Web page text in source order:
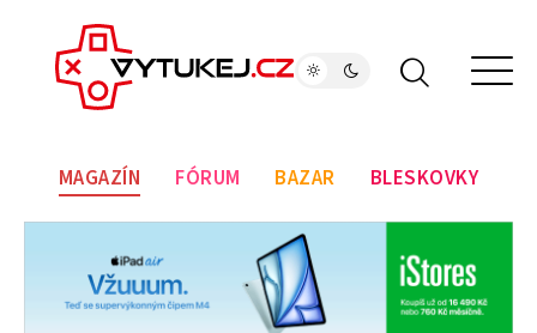
MAGAZÍN FÓRUM BAZAR BLESKOVKY